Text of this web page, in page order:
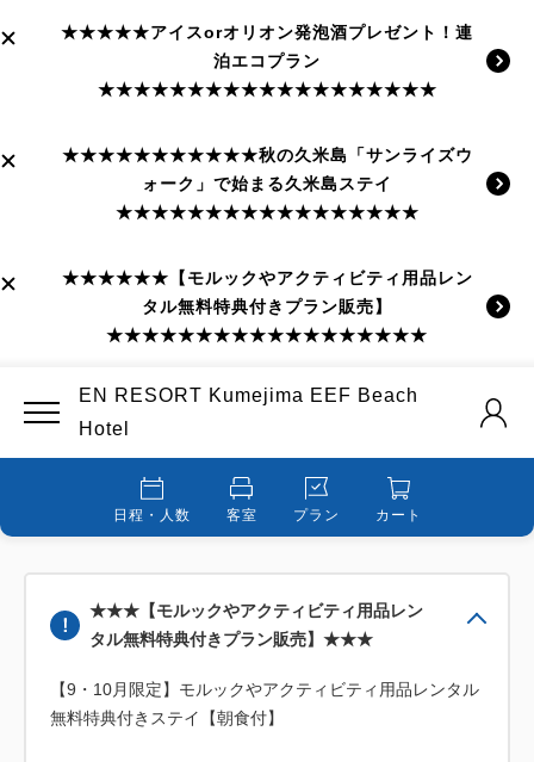
★★★★★アイスorオリオン発泡酒プレゼント！連
泊エコプラン
★★★★★★★★★★★★★★★★★★★
★★★★★★★★★★★秋の久米島「サンライズウ
ォーク」で始まる久米島ステイ
★★★★★★★★★★★★★★★★★
★★★★★★【モルックやアクティビティ用品レン
タル無料特典付きプラン販売】
★★★★★★★★★★★★★★★★★★
EN RESORT Kumejima EEF Beach
Hotel
日程・人数 客室 プラン カート
★★★【モルックやアクティビティ用品レン
タル無料特典付きプラン販売】★★★
【9・10月限定】モルックやアクティビティ用品レンタル
無料特典付きステイ【朝食付】